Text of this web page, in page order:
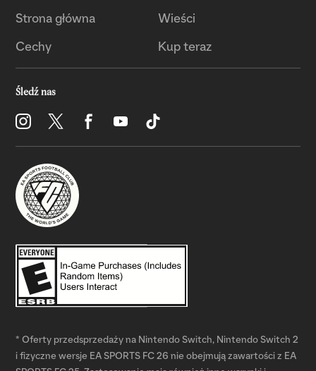
* Oferty przedsprzedaży na Nintendo Switch, Nintendo Switch 2
i fizyczne wersje EA SPORTS FC 26 nie obejmują zawartości z EA